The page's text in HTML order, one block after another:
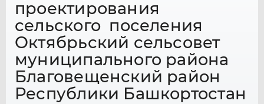
проектирования
сельского поселения
Октябрьский сельсовет
муниципального района
Благовещенский район
Республики Башкортостан